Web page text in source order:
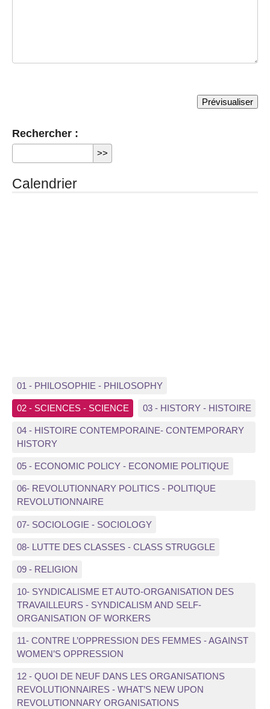
Rechercher :
Calendrier
01 - PHILOSOPHIE - PHILOSOPHY
02 - SCIENCES - SCIENCE 03 - HISTORY - HISTOIRE
04 - HISTOIRE CONTEMPORAINE- CONTEMPORARY
HISTORY
05 - ECONOMIC POLICY - ECONOMIE POLITIQUE
06- REVOLUTIONNARY POLITICS - POLITIQUE
REVOLUTIONNAIRE
07- SOCIOLOGIE - SOCIOLOGY
08- LUTTE DES CLASSES - CLASS STRUGGLE
09 - RELIGION
10- SYNDICALISME ET AUTO-ORGANISATION DES
TRAVAILLEURS - SYNDICALISM AND SELF-
ORGANISATION OF WORKERS
11- CONTRE L’OPPRESSION DES FEMMES - AGAINST
WOMEN’S OPPRESSION
12 - QUOI DE NEUF DANS LES ORGANISATIONS
REVOLUTIONNAIRES - WHAT’S NEW UPON
REVOLUTIONNARY ORGANISATIONS